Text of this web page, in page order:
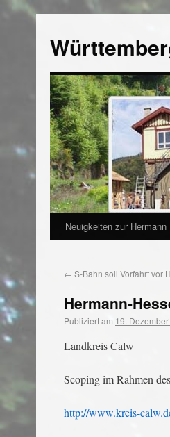
Neuigkeiten zur
← S-Bahn soll Vorfahrt vor
Hermann-
Publiziert am 19.
Landkreis Calw
Scoping im Rahmen
http://www.kreis-